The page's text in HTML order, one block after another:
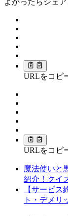
よかったらシェア
URLをコピ
URLをコピ
魔法使いと
紹介！クイ
【サービ
ト・デメリ